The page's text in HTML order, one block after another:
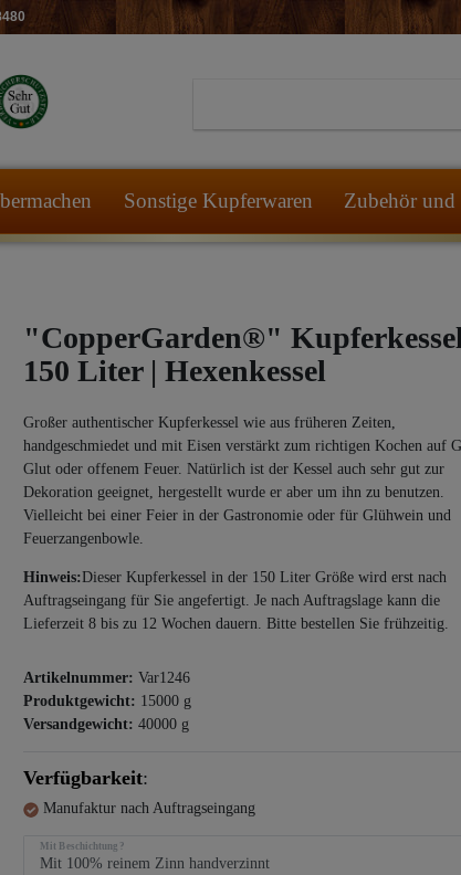
Sonstige Kupferwaren Zubehör und
"CopperGarden®" Kupferkessel
150 Liter | Hexenkessel
Großer authentischer Kupferkessel wie aus früheren Zeiten,
handgeschmiedet und mit Eisen verstärkt zum richtigen Kochen auf
Glut oder offenem Feuer. Natürlich ist der Kessel auch sehr gut zur
Dekoration geeignet, hergestellt wurde er aber um ihn zu benutzen.
Vielleicht bei einer Feier in der Gastronomie oder für Glühwein und
Feuerzangenbowle.
Hinweis:Dieser Kupferkessel in der 150 Liter Größe wird erst nach
Auftragseingang für Sie angefertigt. Je nach Auftragslage kann die
Lieferzeit 8 bis zu 12 Wochen dauern. Bitte bestellen Sie frühzeitig.
Artikelnummer: Var1246
Produktgewicht: 15000 g
Versandgewicht: 40000 g
Verfügbarkeit:
Manufaktur nach Auftragseingang
Mit Beschichtung?